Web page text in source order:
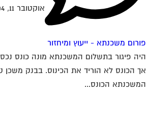
משכנתא - ייעוץ ומיחזור
אוקטובר 11, 2004
פיגור בתשלום המשכנתא מונה כונס
הכונס לא הוריד את הכינוס. בבנק משכן
הכונס...